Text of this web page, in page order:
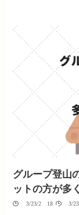
グループ登山
ットの方が多
03/23/2018 03/